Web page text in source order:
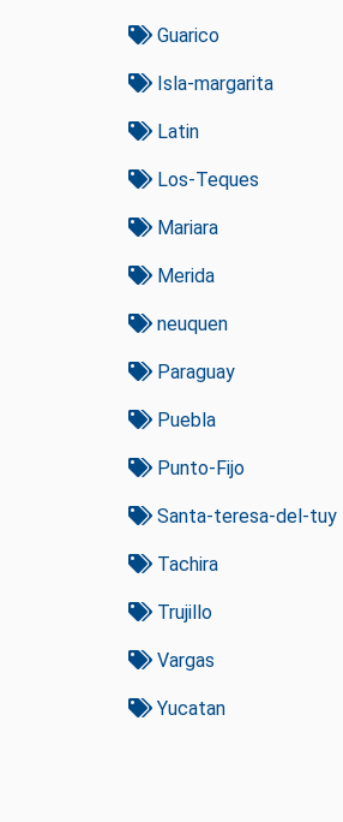
Guarico
Isla-margarita
Latin
Los-Teques
Mariara
Merida
neuquen
Paraguay
Puebla
Punto-Fijo
Santa-teresa-del-tuy
Tachira
Trujillo
Vargas
Yucatan